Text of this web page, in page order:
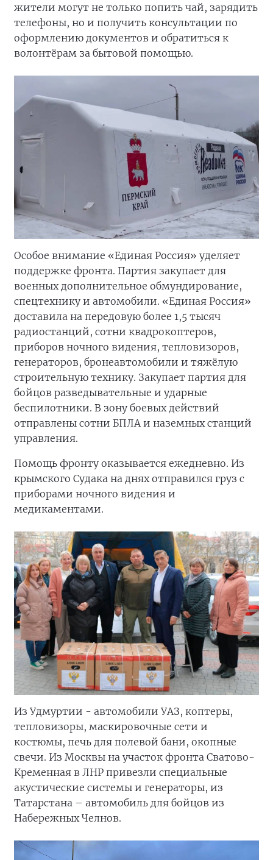
жители могут не только попить чай, зарядить
телефоны, но и получить консультации по
оформлению документов и обратиться к
волонтёрам за бытовой помощью.
Особое внимание «Единая Россия» уделяет
поддержке фронта. Партия закупает для
военных дополнительное обмундирование,
спецтехнику и автомобили. «Единая Россия»
доставила на передовую более 1,5 тысяч
радиостанций, сотни квадрокоптеров,
приборов ночного видения, тепловизоров,
генераторов, бронеавтомобили и тяжёлую
строительную технику. Закупает партия для
бойцов разведывательные и ударные
беспилотники. В зону боевых действий
отправлены сотни БПЛА и наземных станций
управления.
Помощь фронту оказывается ежедневно. Из
крымского Судака на днях отправился груз с
приборами ночного видения и
медикаментами.
Из Удмуртии - автомобили УАЗ, коптеры,
тепловизоры, маскировочные сети и
костюмы, печь для полевой бани, окопные
свечи. Из Москвы на участок фронта Сватово-
Кременная в ЛНР привезли специальные
акустические системы и генераторы, из
Татарстана – автомобиль для бойцов из
Набережных Челнов.